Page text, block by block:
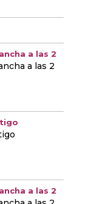
a las 2
a las 2
a las 2